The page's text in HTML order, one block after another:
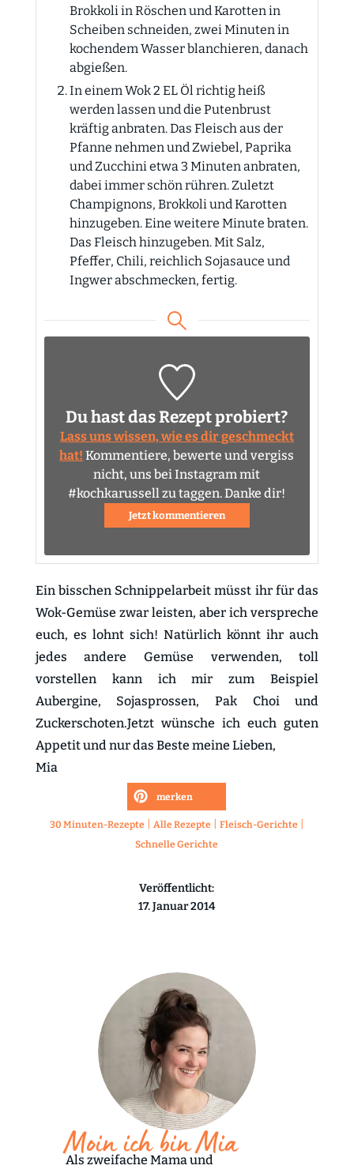
Brokkoli in Röschen und Karotten in
Scheiben schneiden, zwei Minuten in
kochendem Wasser blanchieren, danach
abgießen.
In einem Wok 2 EL Öl richtig heiß
werden lassen und die Putenbrust
kräftig anbraten. Das Fleisch aus der
Pfanne nehmen und Zwiebel, Paprika
und Zucchini etwa 3 Minuten anbraten,
dabei immer schön rühren. Zuletzt
Champignons, Brokkoli und Karotten
hinzugeben. Eine weitere Minute braten.
Das Fleisch hinzugeben. Mit Salz,
Pfeffer, Chili, reichlich Sojasauce und
Ingwer abschmecken, fertig.
Du hast das Rezept probiert?
Lass uns wissen, wie es dir geschmeckt
hat! Kommentiere, bewerte und vergiss
nicht, uns bei Instagram mit
#kochkarussell zu taggen. Danke dir!
Jetzt kommentieren
Ein bisschen Schnippelarbeit müsst ihr für das
Wok-Gemüse zwar leisten, aber ich verspreche
euch, es lohnt sich! Natürlich könnt ihr auch
jedes andere Gemüse verwenden, toll
vorstellen kann ich mir zum Beispiel
Aubergine, Sojasprossen, Pak Choi und
Zuckerschoten.Jetzt wünsche ich euch guten
Appetit und nur das Beste meine Lieben,
Mia
merken
30 Minuten-Rezepte Alle Rezepte Fleisch-Gerichte
Schnelle Gerichte
Veröffentlicht:
17. Januar 2014
Moin ich bin Mia
Als zweifache Mama und